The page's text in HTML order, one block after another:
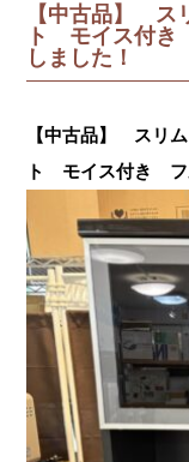
【中古品】 ス
ト モイス付
しました！
【中古品】 スリ
ト モイス付き フ